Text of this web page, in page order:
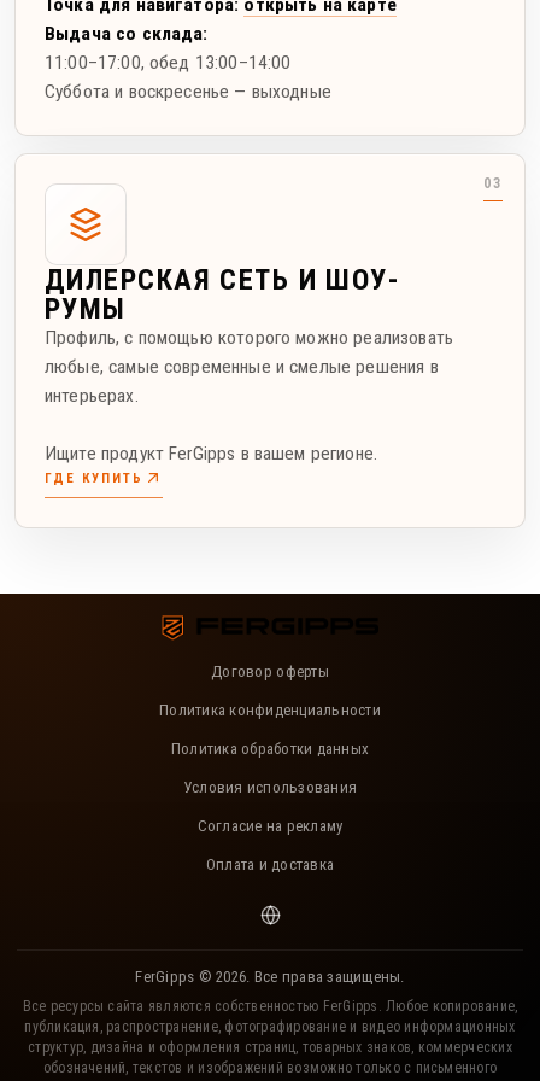
Точка для навигатора: открыть на карте
Выдача со склада:
11:00–17:00, обед 13:00–14:00
Суббота и воскресенье — выходные
ДИЛЕРСКАЯ СЕТЬ И ШОУ-
РУМЫ
Профиль, с помощью которого можно реализовать
любые, самые современные и смелые решения в
интерьерах.
Ищите продукт FerGipps в вашем регионе.
ГДЕ КУПИТЬ
Договор оферты
Политика конфиденциальности
Политика обработки данных
Условия использования
Согласие на рекламу
Оплата и доставка
FerGipps © 2026. Все права защищены.
Все ресурсы сайта являются собственностью FerGipps. Любое копирование,
публикация, распространение, фотографирование и видео информационных
структур, дизайна и оформления страниц, товарных знаков, коммерческих
обозначений, текстов и изображений возможно только с письменного